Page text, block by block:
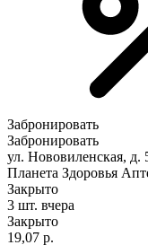
Забронировать
Забронировать
ул. Нововиленская, д.
Планета Здоровья
Закрыто
3 шт. вчера
Закрыто
19,07 р.